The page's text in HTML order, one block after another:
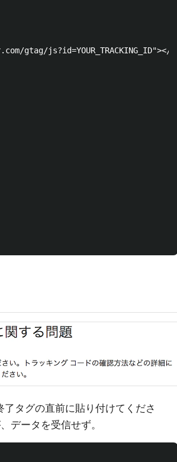
gtag/js?id=YOUR_TRACKING_ID"></
タグの直前に貼り付けてくださ
データを受信せず。